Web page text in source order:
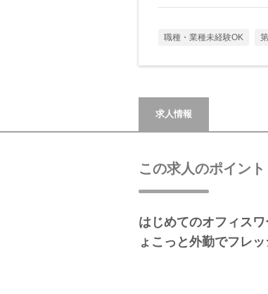
職種・業種未経験OK
求人情報
この求人のポイント
はじめてのオフィス
ょこっと外勤でフレ